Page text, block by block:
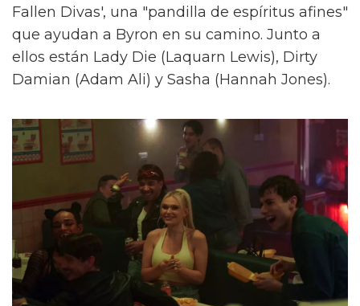
Fallen Divas', una "pandilla de espíritus afines"
que ayudan a Byron en su camino. Junto a
ellos están Lady Die (Laquarn Lewis), Dirty
Damian (Adam Ali) y Sasha (Hannah Jones).